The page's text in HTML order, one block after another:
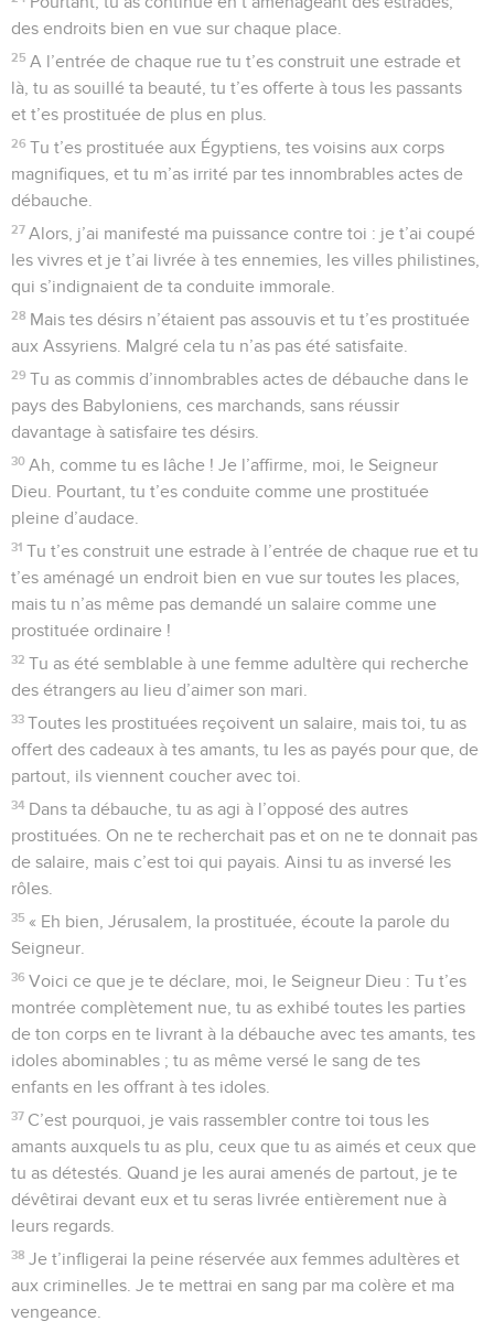
des endroits bien en vue sur chaque place.
25 A l’entrée de chaque rue tu t’es construit une estrade et
là, tu as souillé ta beauté, tu t’es offerte à tous les passants
et t’es prostituée de plus en plus.
26 Tu t’es prostituée aux Égyptiens, tes voisins aux corps
magnifiques, et tu m’as irrité par tes innombrables actes de
débauche.
27 Alors, j’ai manifesté ma puissance contre toi : je t’ai coupé
les vivres et je t’ai livrée à tes ennemies, les villes philistines,
qui s’indignaient de ta conduite immorale.
28 Mais tes désirs n’étaient pas assouvis et tu t’es prostituée
aux Assyriens. Malgré cela tu n’as pas été satisfaite.
29 Tu as commis d’innombrables actes de débauche dans le
pays des Babyloniens, ces marchands, sans réussir
davantage à satisfaire tes désirs.
30 Ah, comme tu es lâche ! Je l’affirme, moi, le Seigneur
Dieu. Pourtant, tu t’es conduite comme une prostituée
pleine d’audace.
31 Tu t’es construit une estrade à l’entrée de chaque rue et tu
t’es aménagé un endroit bien en vue sur toutes les places,
mais tu n’as même pas demandé un salaire comme une
prostituée ordinaire !
32 Tu as été semblable à une femme adultère qui recherche
des étrangers au lieu d’aimer son mari.
33 Toutes les prostituées reçoivent un salaire, mais toi, tu as
offert des cadeaux à tes amants, tu les as payés pour que, de
partout, ils viennent coucher avec toi.
34 Dans ta débauche, tu as agi à l’opposé des autres
prostituées. On ne te recherchait pas et on ne te donnait pas
de salaire, mais c’est toi qui payais. Ainsi tu as inversé les
rôles.
35 « Eh bien, Jérusalem, la prostituée, écoute la parole du
Seigneur.
36 Voici ce que je te déclare, moi, le Seigneur Dieu : Tu t’es
montrée complètement nue, tu as exhibé toutes les parties
de ton corps en te livrant à la débauche avec tes amants, tes
idoles abominables ; tu as même versé le sang de tes
enfants en les offrant à tes idoles.
37 C’est pourquoi, je vais rassembler contre toi tous les
amants auxquels tu as plu, ceux que tu as aimés et ceux que
tu as détestés. Quand je les aurai amenés de partout, je te
dévêtirai devant eux et tu seras livrée entièrement nue à
leurs regards.
38 Je t’infligerai la peine réservée aux femmes adultères et
aux criminelles. Je te mettrai en sang par ma colère et ma
vengeance.